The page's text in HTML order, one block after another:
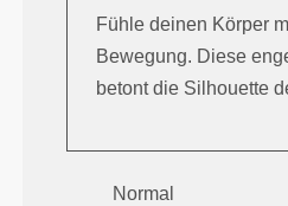
Fühle deinen Körper
Bewegung. Diese
betont die Silhouette
Normal